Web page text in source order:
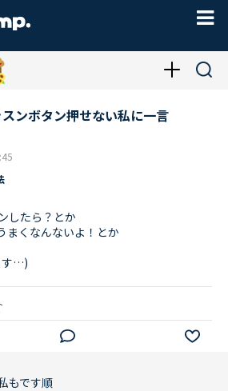
ンボタン押せない私に一言
したら？とか
まくなんないよ！とか
す…)
もです順